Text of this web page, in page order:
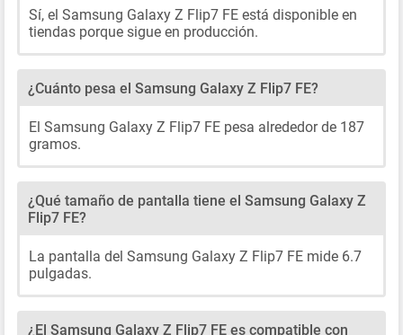
Sí, el Samsung Galaxy Z Flip7 FE está disponible en
tiendas porque sigue en producción.
¿Cuánto pesa el Samsung Galaxy Z Flip7 FE?
El Samsung Galaxy Z Flip7 FE pesa alrededor de 187
gramos.
¿Qué tamaño de pantalla tiene el Samsung Galaxy Z
Flip7 FE?
La pantalla del Samsung Galaxy Z Flip7 FE mide 6.7
pulgadas.
¿El Samsung Galaxy Z Flip7 FE es compatible con